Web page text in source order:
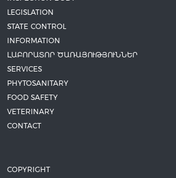
LEGISLATION
STATE CONTROL
INFORMATION
ԼԱԲՈՐԱՏՈՐ ԾԱՌԱՅՈՒԹՅՈՒՆՆԵՐ
SERVICES
PHYTOSANITARY
FOOD SAFETY
VETERINARY
CONTACT
COPYRIGHT